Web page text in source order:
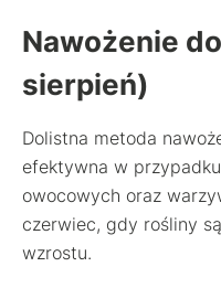
Nawożenie
sierpień)
Dolistna metoda
efektywna w
owocowych oraz
czerwiec, gdy rośliny
wzrostu.